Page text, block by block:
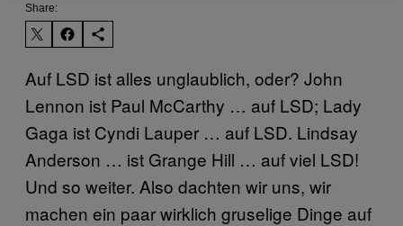
Share:
Auf LSD ist alles unglaublich, oder? John
Lennon ist Paul McCarthy … auf LSD; Lady
Gaga ist Cyndi Lauper … auf LSD. Lindsay
Anderson … ist Grange Hill … auf viel LSD!
Und so weiter. Also dachten wir uns, wir
machen ein paar wirklich gruselige Dinge auf